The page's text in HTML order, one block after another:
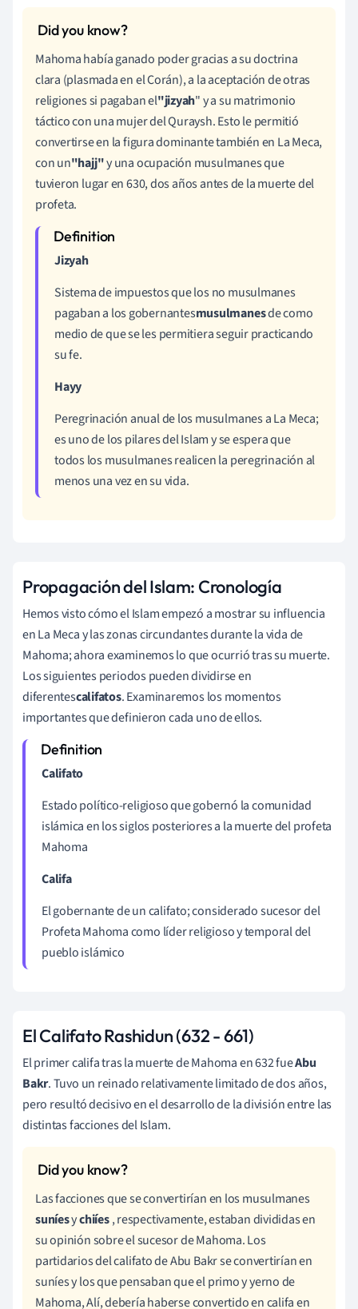
Mahoma había ganado poder gracias a su doctrina
clara (plasmada en el Corán), a la aceptación de otras
religiones si pagaban el"jizyah" y a su matrimonio
táctico con una mujer del Quraysh. Esto le permitió
convertirse en la figura dominante también en La Meca,
con un"hajj"y una ocupación musulmanes que
tuvieron lugar en 630, dos años antes de la muerte del
profeta.
Jizyah
Sistema de impuestos que los no musulmanes
pagaban a los gobernantesmusulmanesdecomo
medio de que se les permitiera seguir practicando
su fe.
Hayy
Peregrinación anual de los musulmanes a La Meca;
es uno de los pilares del Islam y se espera que
todos los musulmanes realicen la peregrinación al
menos una vez en su vida.
Propagación del Islam: Cronología
Hemos visto cómo el Islam empezó a mostrar su influencia
en La Meca y las zonas circundantes durante la vida de
Mahoma; ahora examinemos lo que ocurrió tras su muerte.
Los siguientes periodos pueden dividirse en
diferentescalifatos. Examinaremos los momentos
importantes que definieron cada uno de ellos.
Califato
Estado político-religioso que gobernó la comunidad
islámica en los siglos posteriores a la muerte del profeta
Mahoma
Califa
El gobernante de un califato; considerado sucesor del
Profeta Mahoma como líder religioso y temporal del
pueblo islámico
El Califato Rashidun (632 - 661)
El primer califa tras la muerte deMahoma en 632 fueAbu
Bakr. Tuvo un reinado relativamente limitado de dos años,
pero resultó decisivo en el desarrollo de la división entre las
distintas facciones del Islam.
Las facciones que se convertirían en los musulmanes
suníesychiíes, respectivamente, estaban divididas en
su opinión sobre el sucesor de Mahoma. Los
partidarios del califato de Abu Bakr se convertirían en
suníes y los que pensaban que el primo y yerno de
Mahoma, Alí, debería haberse convertido en califa en